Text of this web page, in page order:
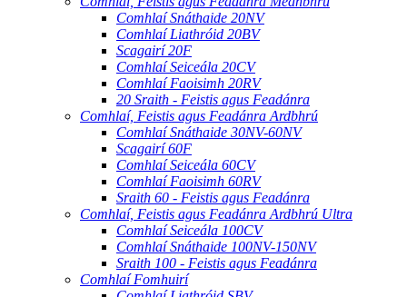
Comhlaí Snáthaide 20NV
Comhlaí Liathróid 20BV
Scagairí 20F
Comhlaí Seiceála 20CV
Comhlaí Faoisimh 20RV
20 Sraith - Feistis agus Feadánra
Comhlaí, Feistis agus Feadánra Ardbhrú
Comhlaí Snáthaide 30NV-60NV
Scagairí 60F
Comhlaí Seiceála 60CV
Comhlaí Faoisimh 60RV
Sraith 60 - Feistis agus Feadánra
Comhlaí, Feistis agus Feadánra Ardbhrú Ultra
Comhlaí Seiceála 100CV
Comhlaí Snáthaide 100NV-150NV
Sraith 100 - Feistis agus Feadánra
Comhlaí Fomhuirí